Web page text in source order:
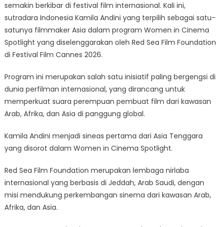
semakin berkibar di festival film internasional. Kali ini,
sutradara Indonesia Kamila Andini yang terpilih sebagai satu-
satunya filmmaker Asia dalam program Women in Cinema
Spotlight yang diselenggarakan oleh Red Sea Film Foundation
di Festival Film Cannes 2026.
Program ini merupakan salah satu inisiatif paling bergengsi di
dunia perfilman internasional, yang dirancang untuk
memperkuat suara perempuan pembuat film dari kawasan
Arab, Afrika, dan Asia di panggung global.
Kamila Andini menjadi sineas pertama dari Asia Tenggara
yang disorot dalam Women in Cinema Spotlight.
Red Sea Film Foundation merupakan lembaga nirlaba
internasional yang berbasis di Jeddah, Arab Saudi, dengan
misi mendukung perkembangan sinema dari kawasan Arab,
Afrika, dan Asia.